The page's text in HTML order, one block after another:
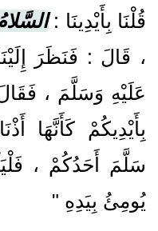
قُلْنَا بِأَيْدِينَا :
، قَالَ : فَنَظَرَ
عَلَيْهِ وَسَلَّمَ ،
بِأَيْدِيكُمْ
سَلَّمَ أَحَدُكُمْ ،
يُومِئُ بِيَدِهِ "